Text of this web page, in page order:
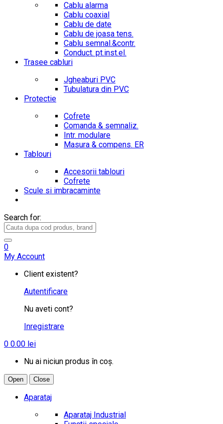
Cablu alarma
Cablu coaxial
Cablu de date
Cablu de joasa tens.
Cablu semnal.&contr.
Conduct. pt.inst.el.
Trasee cabluri
Jgheaburi PVC
Tubulatura din PVC
Protectie
Cofrete
Comanda & semnaliz.
Intr. modulare
Masura & compens. ER
Tablouri
Accesorii tablouri
Cofrete
Scule si imbracaminte
Search for:
0
My Account
Client existent?
Autentificare
Nu aveti cont?
Inregistrare
0 0.00 lei
Nu ai niciun produs în coș.
Open Close
Aparataj
Aparataj Industrial